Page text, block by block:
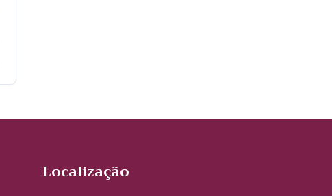
Localização